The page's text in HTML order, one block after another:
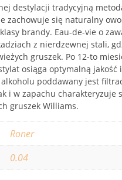
destylacji tradycyjną
zachowuje się naturalny
brandy. Eau-de-vie o
z nierdzewnej stali,
gruszek. Po 12-to
osiąga optymalną jakość
poddawany jest
i w zapachu charakteryzuje
gruszek Williams.
Roner
0.04